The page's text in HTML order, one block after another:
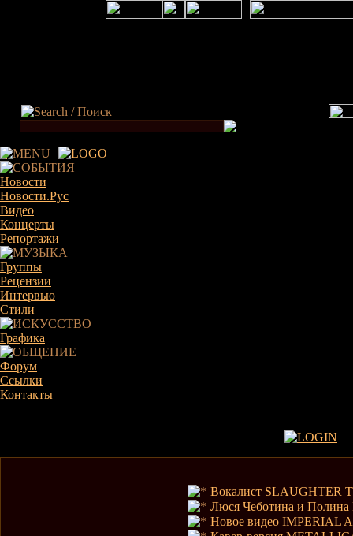
×
Новости
Новости.Рус
Видео
Концерты
Репортажи
Группы
Рецензии
Интервью
Стили
Графика
Форум
Ссылки
Контакты
Вокалист SLAUGHTER
Люся Чеботина и
Новое видео IMPERIAL